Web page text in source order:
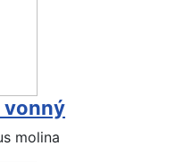
vonný
molina